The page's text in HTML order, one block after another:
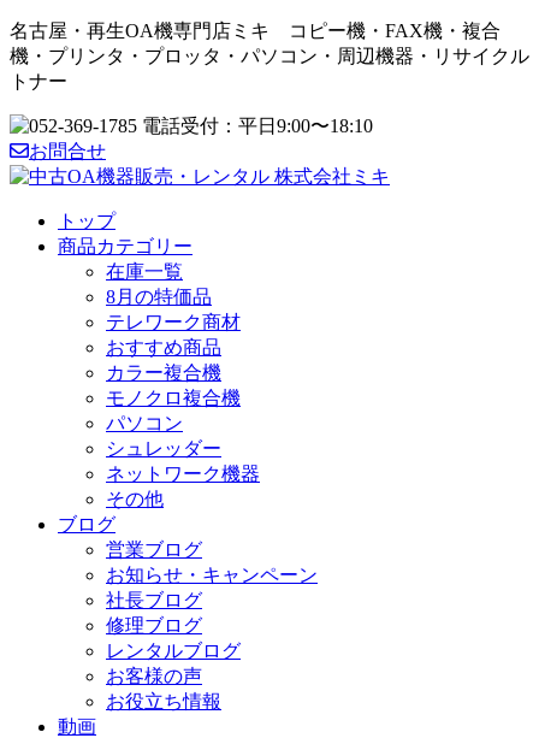
名古屋・再生OA機専門店ミキ コピー機・FAX機・複合
機・プリンタ・プロッタ・パソコン・周辺機器・リサイクル
トナー
お問合せ
トップ
商品カテゴリー
在庫一覧
8月の特価品
テレワーク商材
おすすめ商品
カラー複合機
モノクロ複合機
パソコン
シュレッダー
ネットワーク機器
その他
ブログ
営業ブログ
お知らせ・キャンペーン
社長ブログ
修理ブログ
レンタルブログ
お客様の声
お役立ち情報
動画